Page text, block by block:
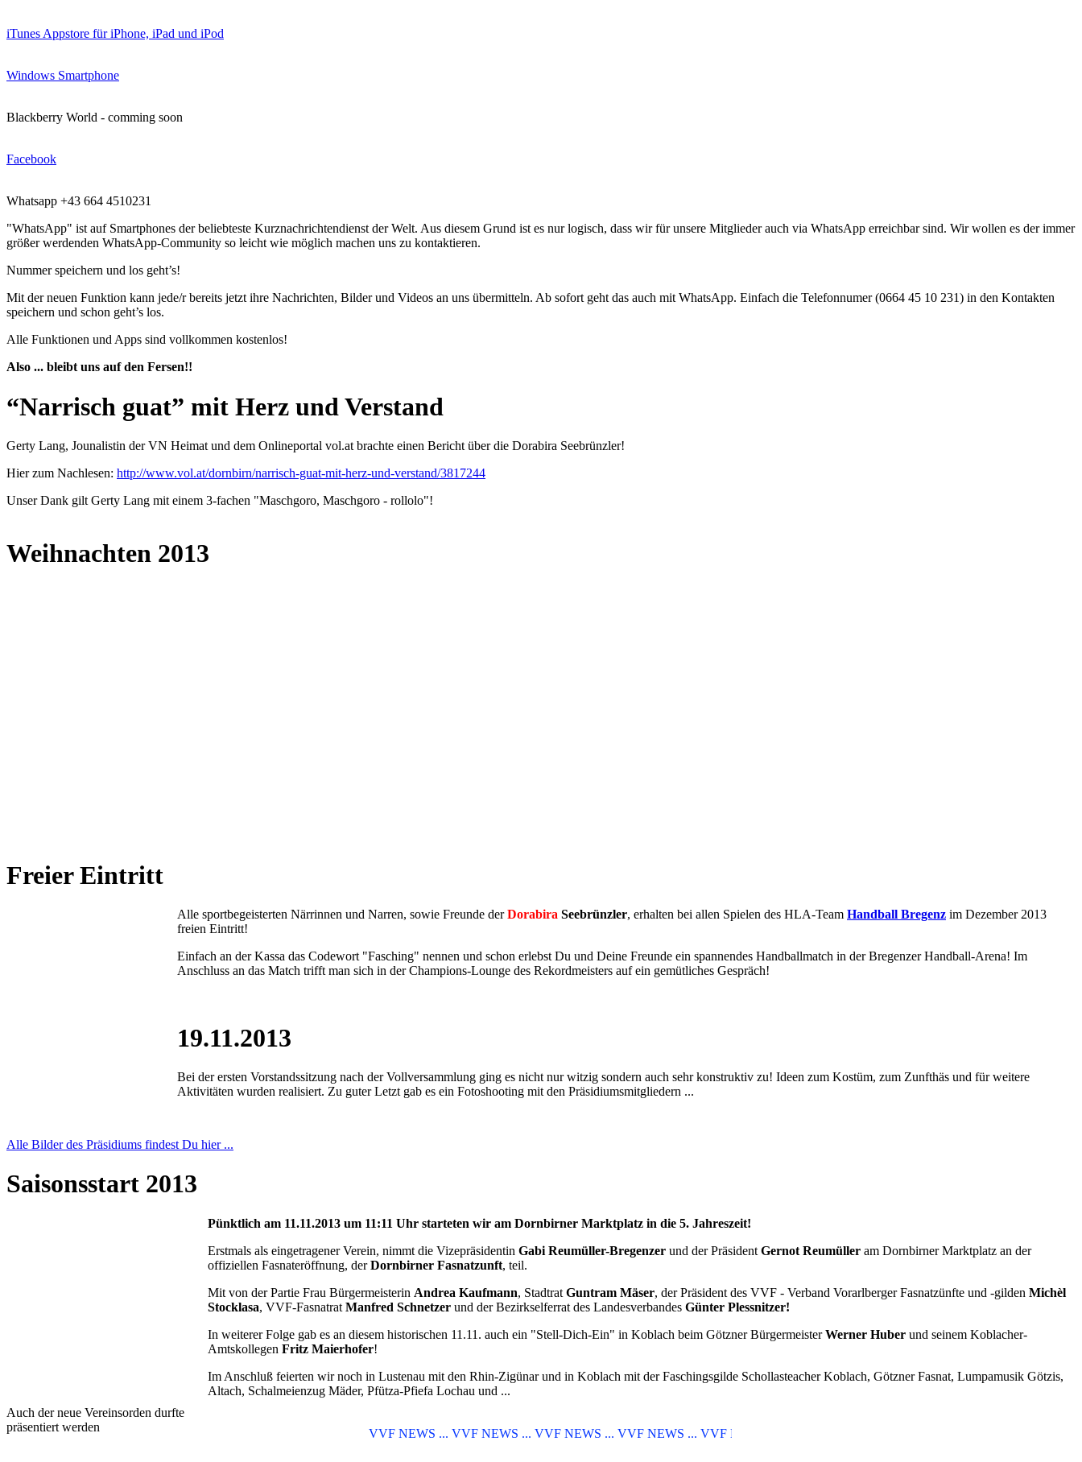
iTunes Appstore für iPhone, iPad und iPod
Windows Smartphone
Blackberry World - comming soon
Facebook
Whatsapp +43 664 4510231
"WhatsApp" ist auf Smartphones der beliebteste Kurznachrichtendienst der Welt. Aus diesem Grund ist es nur logisch, dass wir für unsere Mitglieder auch via WhatsApp erreichbar sind. Wir wollen es der immer
größer werdenden WhatsApp-Community so leicht wie möglich machen uns zu kontaktieren.
Nummer speichern und los geht’s!
Mit der neuen Funktion kann jede/r bereits jetzt ihre Nachrichten, Bilder und Videos an uns übermitteln. Ab sofort geht das auch mit WhatsApp. Einfach die Telefonnumer (0664 45 10 231) in den Kontakten
speichern und schon geht’s los.
Alle Funktionen und Apps sind vollkommen kostenlos!
Also ... bleibt uns auf den Fersen!!
“Narrisch guat” mit Herz und Verstand
Gerty Lang, Jounalistin der VN Heimat und dem Onlineportal vol.at brachte einen Bericht über die Dorabira Seebrünzler!
Hier zum Nachlesen: http://www.vol.at/dornbirn/narrisch-guat-mit-herz-und-verstand/3817244
Unser Dank gilt Gerty Lang mit einem 3-fachen "Maschgoro, Maschgoro - rollolo"!
Weihnachten 2013
Freier Eintritt
Alle sportbegeisterten Närrinnen und Narren, sowie Freunde derDorabira Seebrünzler, erhalten bei allen Spielen des HLA-Team Handball Bregenz im Dezember 2013
freien Eintritt!
Einfach an der Kassa das Codewort "Fasching" nennen und schon erlebst Du und Deine Freunde ein spannendes Handballmatch in der Bregenzer Handball-Arena! Im
Anschluss an das Match trifft man sich in der Champions-Lounge des Rekordmeisters auf ein gemütliches Gespräch!
19.11.2013
Bei der ersten Vorstandssitzung nach der Vollversammlung ging es nicht nur witzig sondern auch sehr konstruktiv zu! Ideen zum Kostüm, zum Zunfthäs und für weitere
Aktivitäten wurden realisiert. Zu guter Letzt gab es ein Fotoshooting mit den Präsidiumsmitgliedern ...
Alle Bilder des Präsidiums findest Du hier ...
Saisonsstart 2013
Auch der neue Vereinsorden durfte
präsentiert werden
Pünktlich am 11.11.2013 um 11:11 Uhr starteten wir am Dornbirner Marktplatz in die 5. Jahreszeit!
Erstmals als eingetragener Verein, nimmt die Vizepräsidentin Gabi Reumüller-Bregenzer und der Präsident Gernot Reumüller am Dornbirner Marktplatz an der
offiziellen Fasnateröffnung, derDornbirner Fasnatzunft, teil.
Mit von der Partie Frau Bürgermeisterin Andrea Kaufmann, Stadtrat Guntram Mäser, der Präsident des VVF - Verband Vorarlberger Fasnatzünfte und -gilden Michèl
Stocklasa, VVF-Fasnatrat Manfred Schnetzer und der Bezirkselferrat des Landesverbandes Günter Plessnitzer!
In weiterer Folge gab es an diesem historischen 11.11. auch ein "Stell-Dich-Ein" in Koblach beim Götzner BürgermeisterWerner Huber und seinem Koblacher-
Amtskollegen Fritz Maierhofer!
Im Anschluß feierten wir noch in Lustenau mit den Rhin-Zigünar und in Koblach mit der Faschingsgilde Schollasteacher Koblach, Götzner Fasnat, Lumpamusik Götzis,
Altach, Schalmeienzug Mäder, Pfütza-Pfiefa Lochau und ...
VVF NEWS ... VVF NEWS ... VVF NEWS ... VVF NEWS ... VVF NEWS ... VVF NEWS ... VVF NEWS ... VVF NEWS ... VVF